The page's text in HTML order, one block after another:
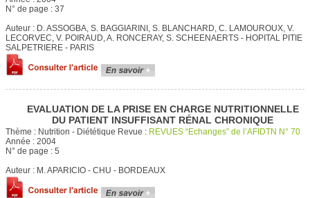
N° de page : 37
Auteur : D. ASSOGBA, S. BAGGIARINI, S. BLANCHARD, C. LAMOUROUX, V.
LECORVEC, V. POIRAUD, A. RONCERAY, S. SCHEENAERTS - HOPITAL PITIE
SALPETRIERE - PARIS
EVALUATION DE LA PRISE EN CHARGE NUTRITIONNELLE
DU PATIENT INSUFFISANT RÉNAL CHRONIQUE
Thème : Nutrition - Diététique Revue : REVUES “Echanges” de l’AFIDTN N° 70
Année : 2004
N° de page : 5
Auteur : M. APARICIO - CHU - BORDEAUX